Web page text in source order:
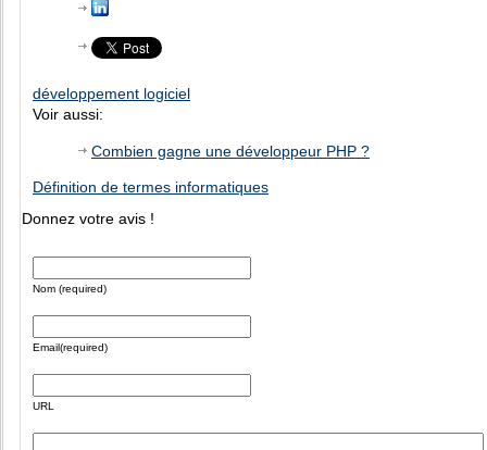
développement logiciel
Voir aussi:
Combien gagne une développeur PHP ?
Définition de termes informatiques
Donnez votre avis !
Nom (required)
Email(required)
URL